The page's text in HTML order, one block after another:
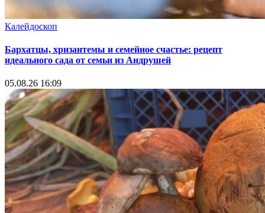
Калейдоскоп
Бархатцы, хризантемы и семейное счастье: рецепт
идеального сада от семьи из Андрушей
05.08.26 16:09